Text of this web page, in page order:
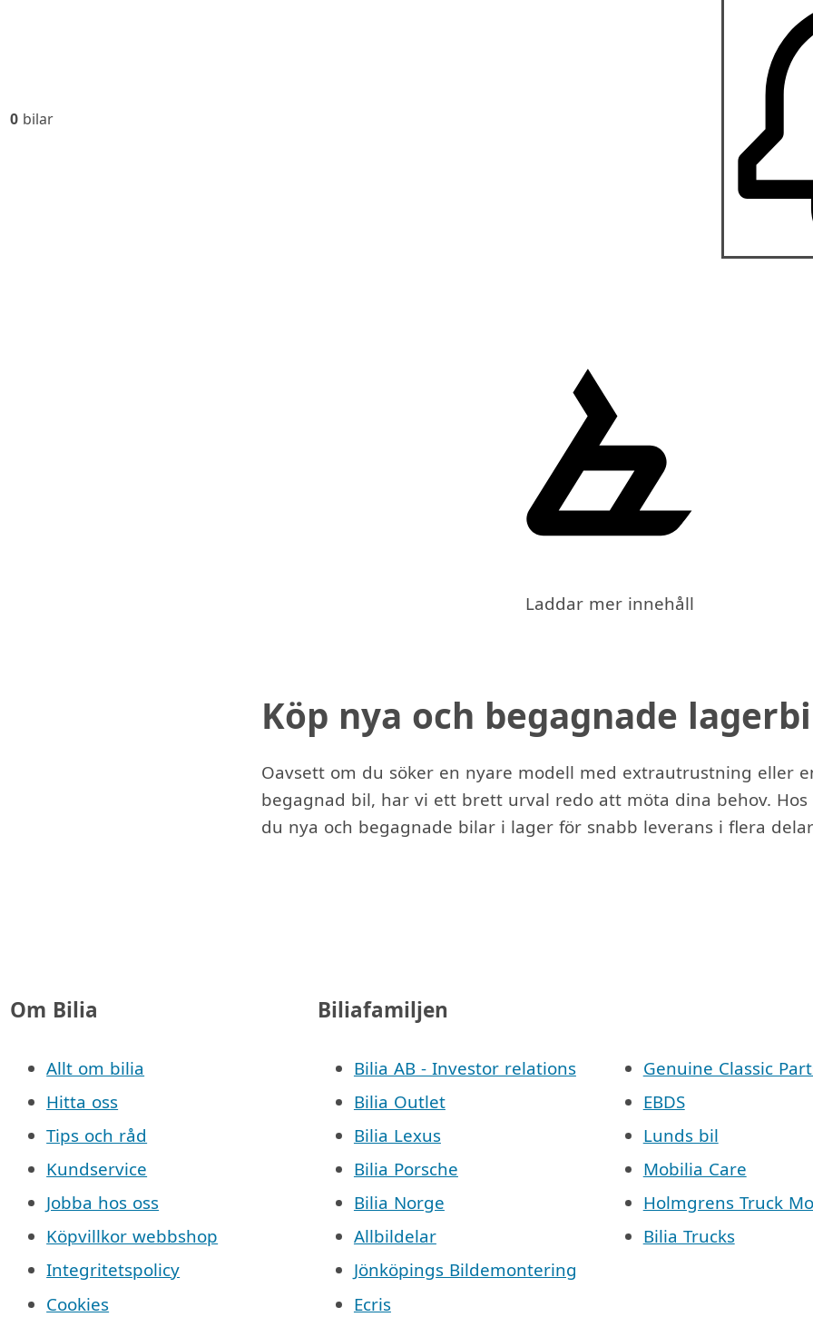
0 bilar
Laddar mer innehåll
Köp nya och begagnade
Oavsett om du söker en nyare modell med extrautrustning eller
begagnad bil, har vi ett brett urval redo att möta dina behov.
du nya och begagnade bilar i lager för snabb leverans i flera
Om Bilia
Allt om bilia
Hitta oss
Tips och råd
Kundservice
Jobba hos oss
Köpvillkor webbshop
Integritetspolicy
Cookies
Biliafamiljen
Bilia AB - Investor relations
Bilia Outlet
Bilia Lexus
Bilia Porsche
Bilia Norge
Allbildelar
Jönköpings Bildemontering
Ecris
Genuine Classic
EBDS
Lunds bil
Mobilia Care
Holmgrens Truck
Bilia Trucks